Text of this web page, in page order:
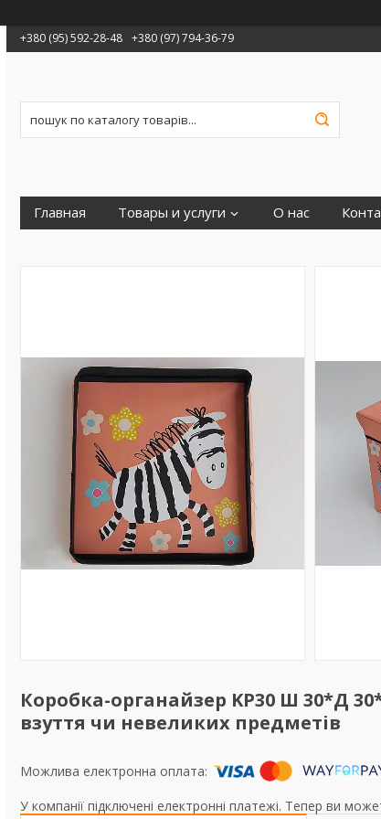
+380 (95) 592-28-48 +380 (97) 794-36-79
Главная Товары и услуги О нас
Коробка-органайзер KP30 Ш 30*Д
взуття чи невеликих предметів
У компанії підключені електронні платежі. Тепер ви